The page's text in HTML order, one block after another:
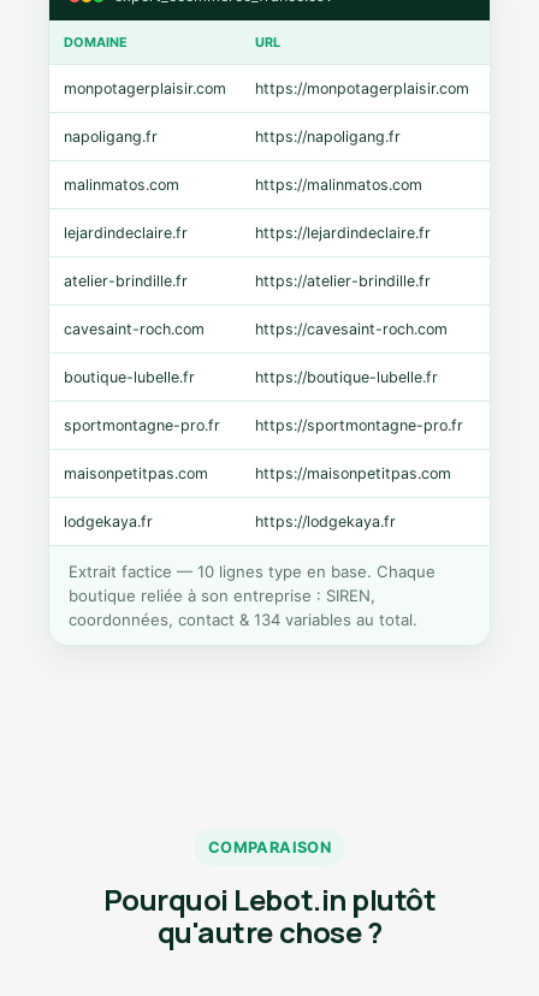
DOMAINE URL
monpotagerplaisir.com https://monpotagerplaisir.com
napoligang.fr https://napoligang.fr
malinmatos.com https://malinmatos.com
lejardindeclaire.fr https://lejardindeclaire.fr
atelier-brindille.fr https://atelier-brindille.fr
cavesaint-roch.com https://cavesaint-roch.com
boutique-lubelle.fr https://boutique-lubelle.fr
sportmontagne-pro.fr https://sportmontagne-pro.fr
maisonpetitpas.com https://maisonpetitpas.com
lodgekaya.fr https://lodgekaya.fr
Extrait factice — 10 lignes type en base. Chaque
boutique reliée à son entreprise : SIREN,
coordonnées, contact & 134 variables au total.
COMPARAISON
Pourquoi Lebot.in plutôt
qu'autre chose ?